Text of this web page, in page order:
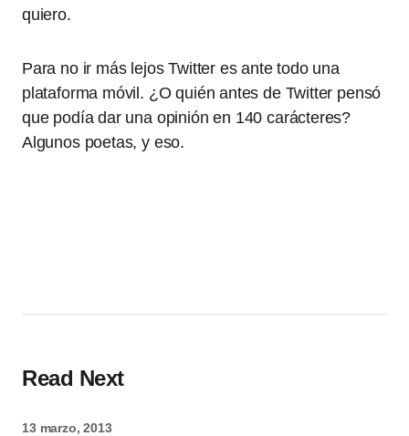
quiero.
Para no ir más lejos Twitter es ante todo una
plataforma móvil. ¿O quién antes de Twitter pensó
que podía dar una opinión en 140 carácteres?
Algunos poetas, y eso.
Read Next
13 marzo, 2013